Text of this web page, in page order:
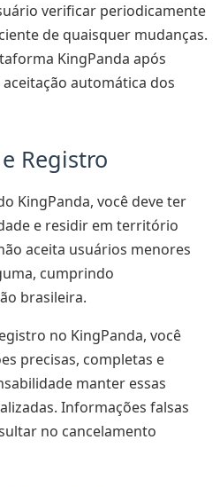
verificar periodicamente
de quaisquer mudanças.
KingPanda após
automática dos
Registro
KingPanda, você deve ter
e residir em território
aceita usuários menores
cumprindo
brasileira.
no KingPanda, você
precisas, completas e
manter essas
Informações falsas
no cancelamento